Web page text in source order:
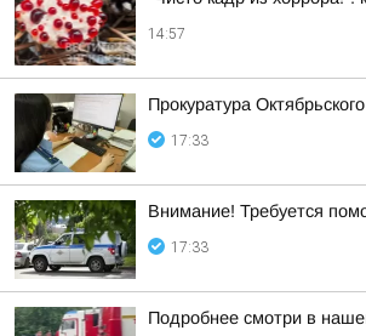
14:57
Прокуратура
17:33
Внимание! Требуется
17:33
Подробнее смотри в